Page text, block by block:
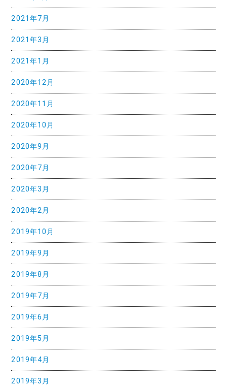
2021年7月
2021年3月
2021年1月
2020年12月
2020年11月
2020年10月
2020年9月
2020年7月
2020年3月
2020年2月
2019年10月
2019年9月
2019年8月
2019年7月
2019年6月
2019年5月
2019年4月
2019年3月